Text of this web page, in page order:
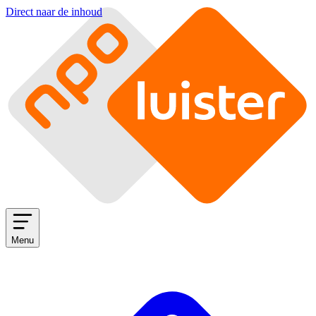
Direct naar de inhoud
Menu